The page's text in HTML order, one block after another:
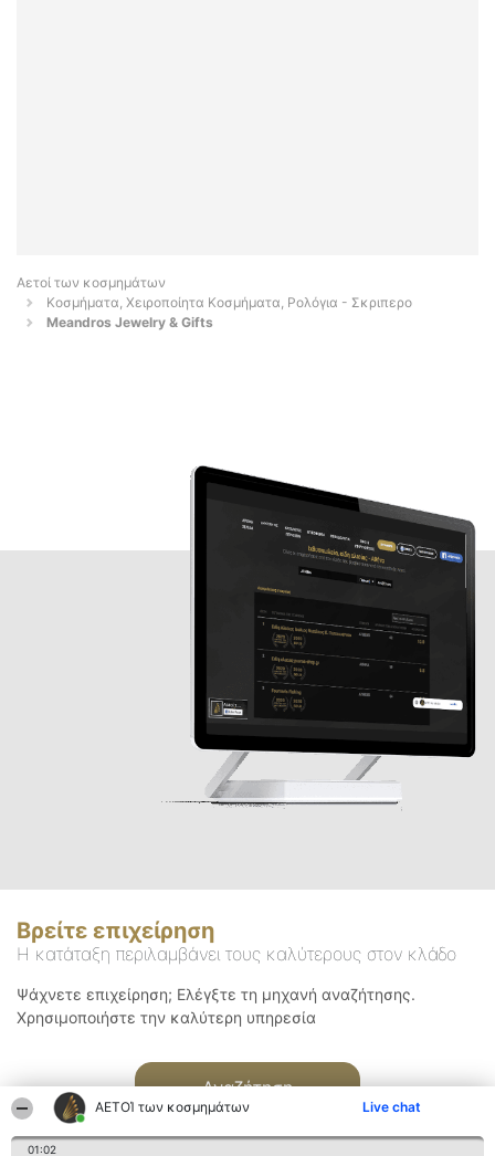
ΑΕΤΟΊ των κοσμημάτων Live chat
01:02
Αετοί των κοσμημάτων
Κοσμήματα, Χειροποίητα Κοσμήματα, Ρολόγια - Σκριπερο
Meandros Jewelry & Gifts
Βρείτε επιχείρηση
Η κατάταξη περιλαμβάνει τους καλύτερους στον κλάδο
Ψάχνετε επιχείρηση; Ελέγξτε τη μηχανή αναζήτησης.
Χρησιμοποιήστε την καλύτερη υπηρεσία
Αναζήτηση